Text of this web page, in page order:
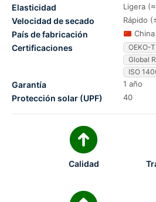
Elasticidad Ligera
Velocidad de secado Rápido
País de fabricación China
Certificaciones
OEKO-
Global
ISO
Garantía 1 año
Protección solar (UPF) 40
Calidad